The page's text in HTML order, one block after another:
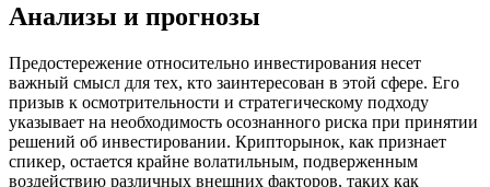
Анализы и прогнозы
Предостережение относительно инвестирования несет
важный смысл для тех, кто заинтересован в этой сфере. Его
призыв к осмотрительности и стратегическому подходу
указывает на необходимость осознанного риска при принятии
решений об инвестировании. Крипторынок, как признает
спикер, остается крайне волатильным, подверженным
воздействию различных внешних факторов, таких как